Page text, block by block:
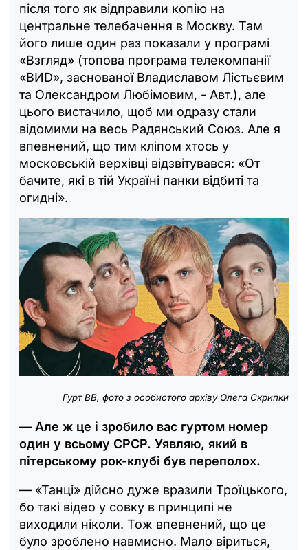
після того як відправили копію на
центральне телебачення в Москву. Там
його лише один раз показали у програмі
«Взгляд» (топова програма телекомпанії
«ВИD», заснованої Владиславом Лістьєвим
та Олександром Любімовим, - Авт.), але
цього вистачило, щоб ми одразу стали
відомими на весь Радянський Союз. Але я
впевнений, що тим кліпом хтось у
московській верхівці відзвітувався: «От
бачите, які в тій Україні панки відбиті та
огидні».
Гурт ВВ, фото з особистого архіву Олега Скрипки
— Але ж це і зробило вас гуртом номер
один у всьому СРСР. Уявляю, який в
пітерському рок-клубі був переполох.
— «Танці» дійсно дуже вразили Троїцького,
бо такі відео у совку в принципі не
виходили ніколи. Тож впевнений, що це
було зроблено навмисно. Мало віриться,